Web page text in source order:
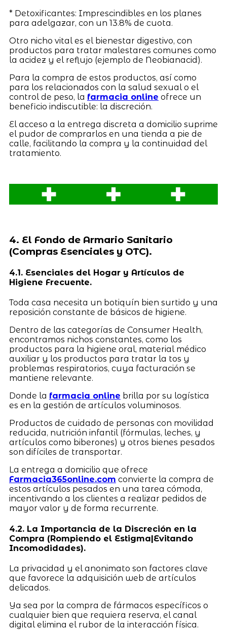
* Detoxificantes: Imprescindibles en los planes
para adelgazar, con un 13.8% de cuota.
Otro nicho vital es el bienestar digestivo, con
productos para tratar malestares comunes como
la acidez y el reflujo (ejemplo de Neobianacid).
Para la compra de estos productos, así como
para los relacionados con la salud sexual o el
control de peso, la farmacia online ofrece un
beneficio indiscutible: la discreción.
El acceso a la entrega discreta a domicilio suprime
el pudor de comprarlos en una tienda a pie de
calle, facilitando la compra y la continuidad del
tratamiento.
4. El Fondo de Armario Sanitario
(Compras Esenciales y OTC).
4.1. Esenciales del Hogar y Artículos de
Higiene Frecuente.
Toda casa necesita un botiquín bien surtido y una
reposición constante de básicos de higiene.
Dentro de las categorías de Consumer Health,
encontramos nichos constantes, como los
productos para la higiene oral, material médico
auxiliar y los productos para tratar la tos y
problemas respiratorios, cuya facturación se
mantiene relevante.
Donde la farmacia online brilla por su logística
es en la gestión de artículos voluminosos.
Productos de cuidado de personas con movilidad
reducida, nutrición infantil (fórmulas, leches, y
artículos como biberones) y otros bienes pesados
son difíciles de transportar.
La entrega a domicilio que ofrece
Farmacia365online.com convierte la compra de
estos artículos pesados en una tarea cómoda,
incentivando a los clientes a realizar pedidos de
mayor valor y de forma recurrente.
4.2. La Importancia de la Discreción en la
Compra (Rompiendo el Estigma|Evitando
Incomodidades).
La privacidad y el anonimato son factores clave
que favorece la adquisición web de artículos
delicados.
Ya sea por la compra de fármacos específicos o
cualquier bien que requiera reserva, el canal
digital elimina el rubor de la interacción física.